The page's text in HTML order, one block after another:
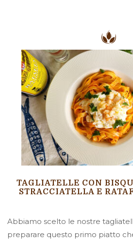
TAGLIATELLE CON
STRACCIATELLA E
Abbiamo scelto le nostre
preparare questo primo piatto